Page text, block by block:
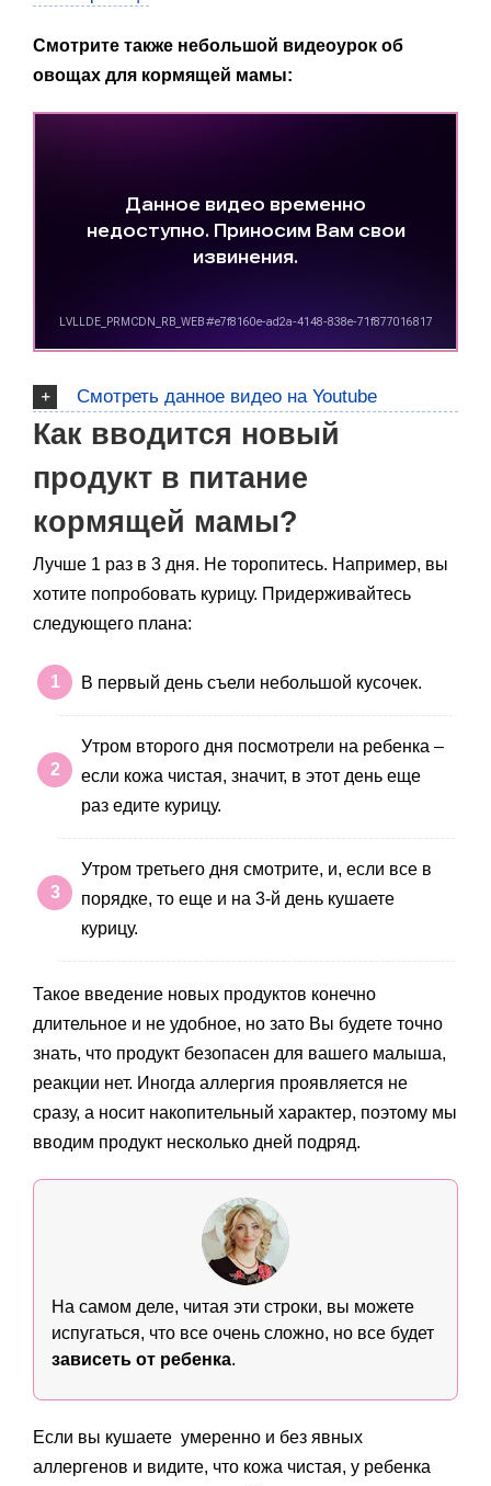
Смотрите также небольшой видеоурок об
овощах для кормящей мамы:
Смотреть данное видео на Youtube
Как вводится новый
продукт в питание
кормящей мамы?
Лучше 1 раз в 3 дня. Не торопитесь. Например, вы
хотите попробовать курицу. Придерживайтесь
следующего плана:
В первый день съели небольшой кусочек.
Утром второго дня посмотрели на ребенка –
если кожа чистая, значит, в этот день еще
раз едите курицу.
Утром третьего дня смотрите, и, если все в
порядке, то еще и на 3-й день кушаете
курицу.
Такое введение новых продуктов конечно
длительное и не удобное, но зато Вы будете точно
знать, что продукт безопасен для вашего малыша,
реакции нет. Иногда аллергия проявляется не
сразу, а носит накопительный характер, поэтому мы
вводим продукт несколько дней подряд.
На самом деле, читая эти строки, вы можете
испугаться, что все очень сложно, но все будет
зависеть от ребенка.
Если вы кушаете умеренно и без явных
аллергенов и видите, что кожа чистая, у ребенка